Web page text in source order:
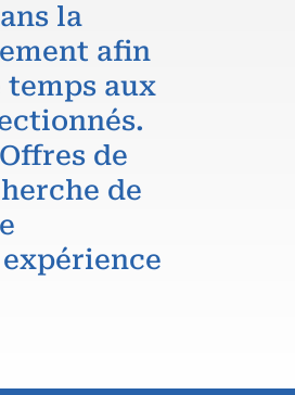
la
afin
aux
de
de